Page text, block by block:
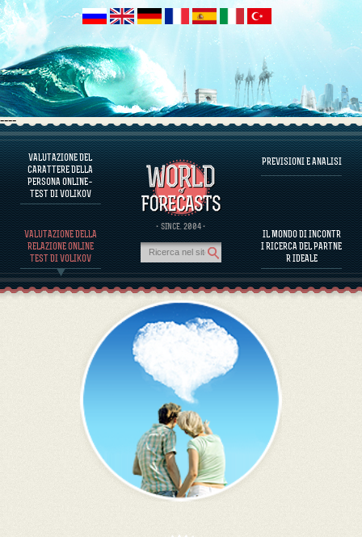
----
VALUTAZIONE DEL
CARATTERE DELLA
PERSONA ONLINE–
TEST DI VOLIKOV
VALUTAZIONE DELLA
RELAZIONE ONLINE
TEST DI VOLIKOV
· SINCE. 2004 ·
PREVISIONI E ANALISI
IL MONDO DI INCONTR
I RICERCA DEL PARTNE
R IDEALE
INFORMAZIONI SUL PROGRAMMA
VALUTARE IL CARATTERE DELLA PERSONA
VALUTAZIONE DEL CARATTERE DI PERSONAGGI FAMOSI
INFORMAZIONI SUL PROGRAMMA
VALUTARE LA COMPATIBILITÀ DEI PARTNER
PREVISIONI E ANALISI